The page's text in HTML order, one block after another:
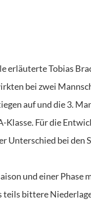
erläuterte Tobias
bei zwei
auf und die 3.
Klasse. Für die
Unterschied bei den
und einer Phase
teils bittere